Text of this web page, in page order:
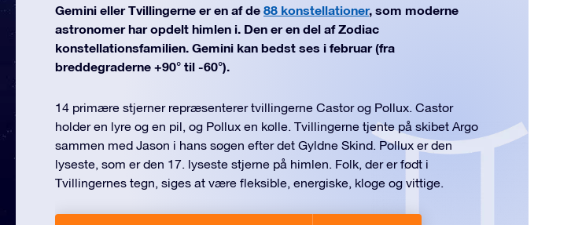
Gemini eller Tvillingerne er en af de 88 konstellationer, som moderne
astronomer har opdelt himlen i. Den er en del af Zodiac
konstellationsfamilien. Gemini kan bedst ses i februar (fra
breddegraderne +90° til -60°).
14 primære stjerner repræsenterer tvillingerne Castor og Pollux. Castor
holder en lyre og en pil, og Pollux en kølle. Tvillingerne tjente på skibet Argo
sammen med Jason i hans søgen efter det Gyldne Skind. Pollux er den
lyseste, som er den 17. lyseste stjerne på himlen. Folk, der er født i
Tvillingernes tegn, siges at være fleksible, energiske, kloge og vittige.